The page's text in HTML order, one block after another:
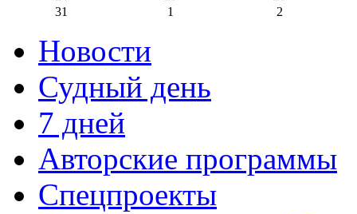
31
1 2
Новости
Судный день
7 дней
Авторские программы
Спецпроекты